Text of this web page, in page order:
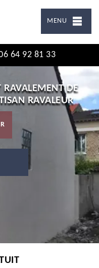
MENU
64 92 81 33
RAVALEMENT DE
RAVALEUR